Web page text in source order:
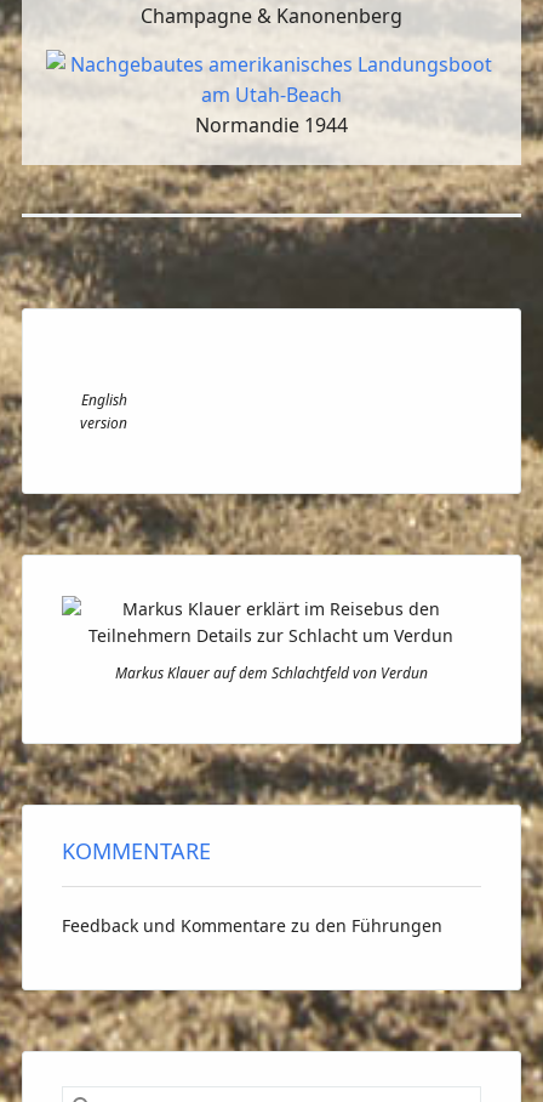
Champagne & Kanonenberg
Normandie 1944
English
version
Markus Klauer auf dem Schlachtfeld von Verdun
KOMMENTARE
Feedback und Kommentare zu den Führungen